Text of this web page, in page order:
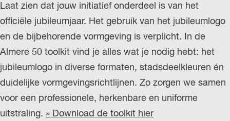
Laat zien dat jouw initiatief onderdeel is van het
officiële jubileumjaar. Het gebruik van het jubileumlogo
en de bijbehorende vormgeving is verplicht. In de
Almere 50 toolkit vind je alles wat je nodig hebt: het
jubileumlogo in diverse formaten, stadsdeelkleuren én
duidelijke vormgevingsrichtlijnen. Zo zorgen we samen
voor een professionele, herkenbare en uniforme
uitstraling. » Download de toolkit hier